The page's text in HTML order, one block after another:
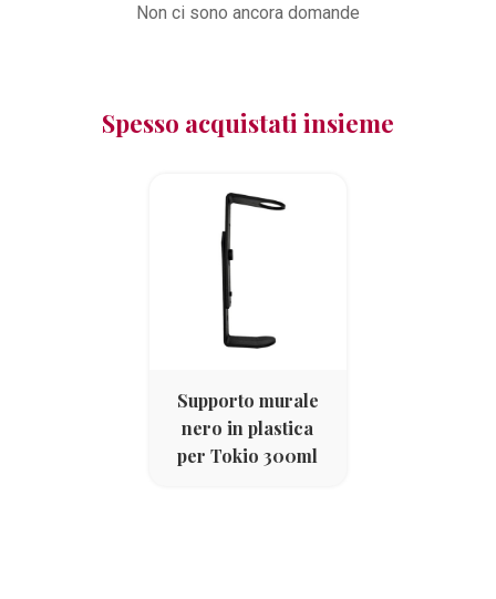
Non ci sono ancora domande
Spesso acquistati insieme
Supporto murale
nero in plastica
per Tokio 300ml